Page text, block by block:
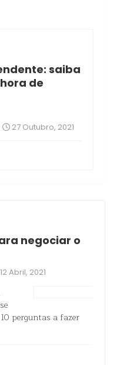
saiba
de
27 Outubro, 2021
negociar o
12 Abril, 2021
perguntas a fazer